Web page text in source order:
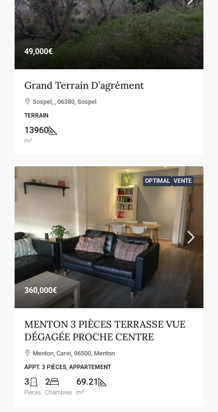
49,000€
Grand Terrain D’agrément
Sospel, , 06380, Sospel
TERRAIN
13960
m²
OPTIMAL VENTE
360,000€
MENTON 3 PIÈCES TERRASSE VUE
DÉGAGÉE PROCHE CENTRE
Menton, Carei, 06500, Menton
APPT. 3 PIÈCES, APPARTEMENT
3
Pièces
2
Chambres
69.21
m²